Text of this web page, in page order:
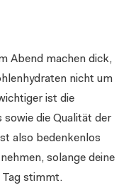
Abend machen dick,
nicht um
ist die
sowie die Qualität der
also bedenkenlos
solange deine
Tag stimmt.